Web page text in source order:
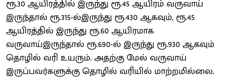
ரூ.30 ஆயிரத்தில் இருந்து ரூ.45 ஆயிரம் வருவாய்
இருந்தால் ரூ.315-ல்இருந்து ரூ.430 ஆகவும், ரூ.45
ஆயிரத்தில் இருந்து ரூ.60 ஆயிரமாக
வருவாய்இருந்தால் ரூ.690-ல் இருந்து ரூ.930 ஆகவும்
தொழில் வரி உயரும். அதற்கு மேல் வருவாய்
இருப்பவர்களுக்கு தொழில் வரியில் மாற்றமில்லை.